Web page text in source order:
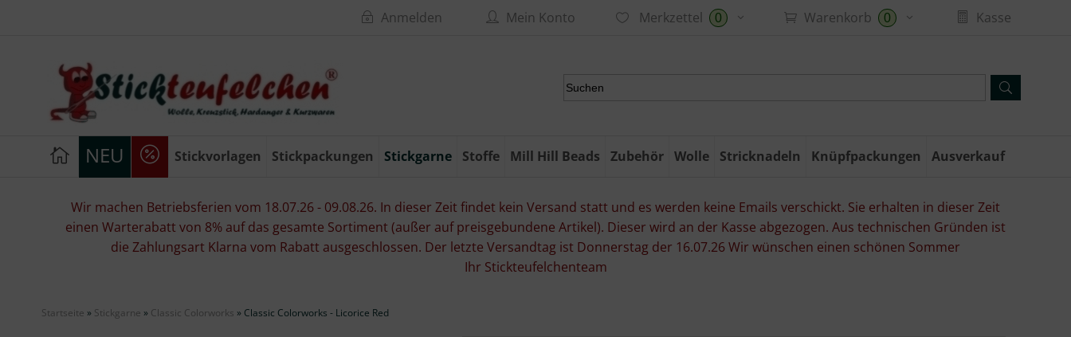
Anmelden Mein Konto Merkzettel 0 Warenkorb 0 Kasse
NEU Stickvorlagen Stickpackungen Stickgarne Stoffe Mill Hill Beads Zubehör Wolle Stricknadeln Knüpfpackungen Ausverkauf
Wir machen Betriebsferien vom 18.07.26 - 09.08.26. In dieser Zeit findet kein Versand statt und es werden keine Emails verschickt. Sie erhalten in dieser Zeit
einen Warterabatt von 8% auf das gesamte Sortiment (außer auf preisgebundene Artikel). Dieser wird an der Kasse abgezogen. Aus technischen Gründen ist
die Zahlungsart Klarna vom Rabatt ausgeschlossen. Der letzte Versandtag ist Donnerstag der 16.07.26 Wir wünschen einen schönen Sommer
Ihr Stickteufelchenteam
Startseite » Stickgarne » Classic Colorworks » Classic Colorworks - Licorice Red